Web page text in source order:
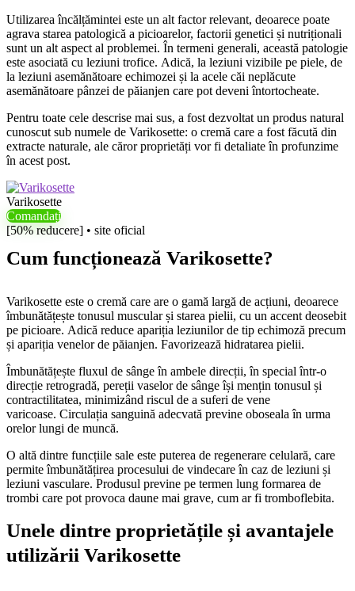
Utilizarea încălțămintei este un alt factor relevant, deoarece poate
agrava starea patologică a picioarelor, factorii genetici și nutriționali
sunt un alt aspect al problemei. În termeni generali, această patologie
este asociată cu leziuni trofice. Adică, la leziuni vizibile pe piele, de
la leziuni asemănătoare echimozei și la acele căi neplăcute
asemănătoare pânzei de păianjen care pot deveni întortocheate.
Pentru toate cele descrise mai sus, a fost dezvoltat un produs natural
cunoscut sub numele de Varikosette: o cremă care a fost făcută din
extracte naturale, ale căror proprietăți vor fi detaliate în profunzime
în acest post.
Varikosette
Comandați
[50% reducere] • site oficial
Cum funcționează Varikosette?
Varikosette este o cremă care are o gamă largă de acțiuni, deoarece
îmbunătățește tonusul muscular și starea pielii, cu un accent deosebit
pe picioare. Adică reduce apariția leziunilor de tip echimoză precum
și apariția venelor de păianjen. Favorizează hidratarea pielii.
Îmbunătățește fluxul de sânge în ambele direcții, în special într-o
direcție retrogradă, pereții vaselor de sânge își mențin tonusul și
contractilitatea, minimizând riscul de a suferi de vene
varicoase. Circulația sanguină adecvată previne oboseala în urma
orelor lungi de muncă.
O altă dintre funcțiile sale este puterea de regenerare celulară, care
permite îmbunătățirea procesului de vindecare în caz de leziuni și
leziuni vasculare. Produsul previne pe termen lung formarea de
trombi care pot provoca daune mai grave, cum ar fi tromboflebita.
Unele dintre proprietățile și avantajele
utilizării Varikosette